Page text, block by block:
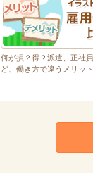
何が損？得？派遣、正社
ど、働き方で違うメリッ